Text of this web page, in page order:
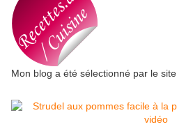
Mon blog a été sélectionné par le site